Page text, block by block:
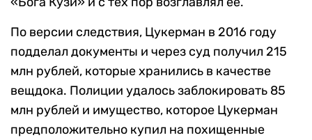
По версии следствия, Цукерман в 2016 году
подделал документы и через суд получил 215
млн рублей, которые хранились в качестве
вещдока. Полиции удалось заблокировать 85
млн рублей и имущество, которое Цукерман
предположительно купил на похищенные